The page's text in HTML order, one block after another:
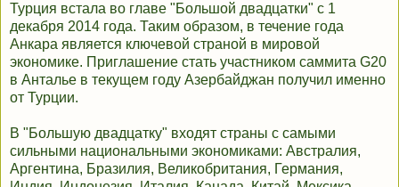
Турция встала во главе "Большой двадцатки" с 1
декабря 2014 года. Таким образом, в течение года
Анкара является ключевой страной в мировой
экономике. Приглашение стать участником саммита G20
в Анталье в текущем году Азербайджан получил именно
от Турции.
В "Большую двадцатку" входят страны с самыми
сильными национальными экономиками: Австралия,
Аргентина, Бразилия, Великобритания, Германия,